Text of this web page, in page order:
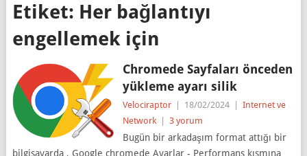
Etiket: Her bağlantıyı
engellemek için
Chromede Sayfaları önceden
yükleme ayarı silik
Velociraptor 18/02/2024
Internet ve
Network
3 yorum
Bugün bir arkadaşım format attığı bir
bilgisayarda , Google chromede Ayarlar - Performans kısmına